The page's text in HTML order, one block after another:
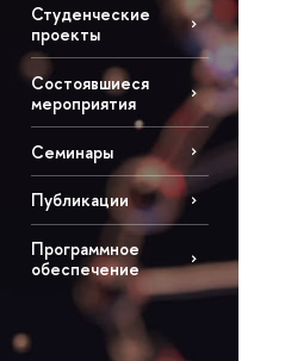
Студенческие
проекты
Состоявшиеся
мероприятия
Семинары
Публикации
Программное
обеспечение